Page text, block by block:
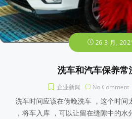
26 3 月,
洗车和汽车保养常
企业新闻 No Comment
洗车时间应该在傍晚洗车 ，这个时间
，将车入库 ，可以让留在缝隙中的